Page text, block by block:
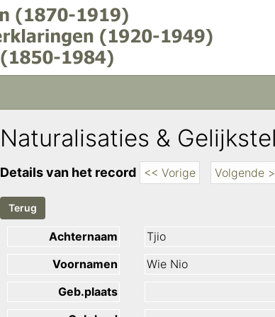
Naturalisaties &
Details van het record << Vorige Volgende
Achternaam
Tjio
Voornamen
Wie Nio
Geb.plaats